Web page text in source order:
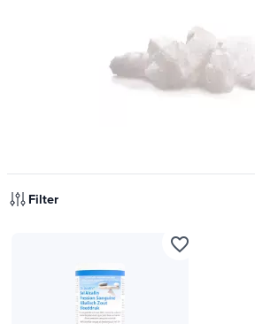
Filter
favorite_border